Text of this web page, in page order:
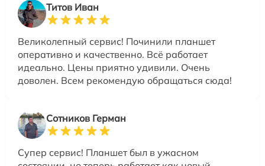
Титов Иван
Великолепный сервис! Починили планшет
оперативно и качественно. Всё работает
идеально. Цены приятно удивили. Очень
доволен. Всем рекомендую обращаться сюда!
Сотников Герман
Супер сервис! Планшет был в ужасном